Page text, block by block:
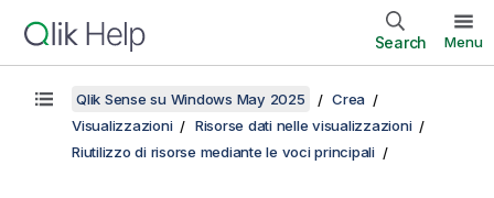
Search Menu
Qlik Sense su Windows May 2025
Crea
Visualizzazioni
Risorse dati nelle visualizzazioni
Riutilizzo di risorse mediante le voci principali